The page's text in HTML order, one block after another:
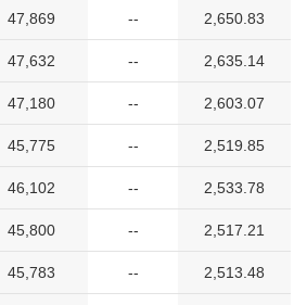
47,869 -- 2,650.83
47,632 -- 2,635.14
47,180 -- 2,603.07
45,775 -- 2,519.85
46,102 -- 2,533.78
45,800 -- 2,517.21
45,783 -- 2,513.48